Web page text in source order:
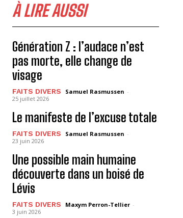
À LIRE AUSSI
Génération Z : l’audace n’est
pas morte, elle change de
visage
FAITS DIVERS Samuel Rasmussen -
25 juillet 2026
Le manifeste de l’excuse totale
FAITS DIVERS Samuel Rasmussen -
23 juin 2026
Une possible main humaine
découverte dans un boisé de
Lévis
FAITS DIVERS Maxym Perron-Tellier -
3 juin 2026